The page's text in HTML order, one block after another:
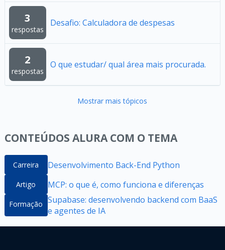
3
respostas
Desafio: Calculadora de despesas
2
respostas
O que estudar/ qual área mais procurada.
Mostrar mais tópicos
CONTEÚDOS ALURA COM O TEMA
Carreira Desenvolvimento Back-End Python
Artigo MCP: o que é, como funciona e diferenças
Formação Supabase: desenvolvendo backend com BaaS
e agentes de IA